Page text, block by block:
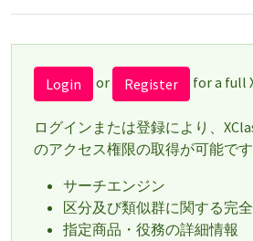
Login or Register for a full
ログインまたは登録により、
のアクセス権限の取得が可能です
サーチエンジン
区分及び類似群に関する完
指定商品・役務の詳細情報